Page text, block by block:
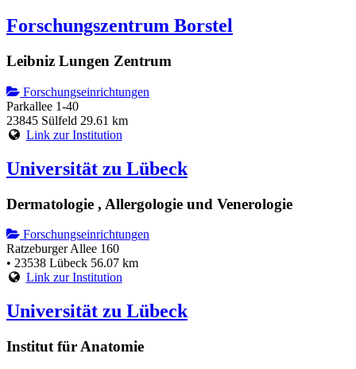
Forschungszentrum Borstel
Leibniz Lungen Zentrum
Forschungseinrichtungen
Parkallee 1-40
23845 Sülfeld 29.61 km
Link zur Institution
Universität zu Lübeck
Dermatologie , Allergologie und Venerologie
Forschungseinrichtungen
Ratzeburger Allee 160
• 23538 Lübeck 56.07 km
Link zur Institution
Universität zu Lübeck
Institut für Anatomie